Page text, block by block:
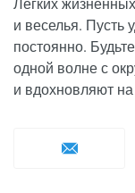
Легких
и веселья. Пусть
постоянно.
одной волне с
и вдохновляют